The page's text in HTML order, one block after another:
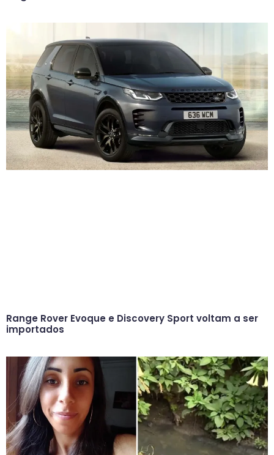
Range Rover Evoque e Discovery Sport voltam a ser
importados